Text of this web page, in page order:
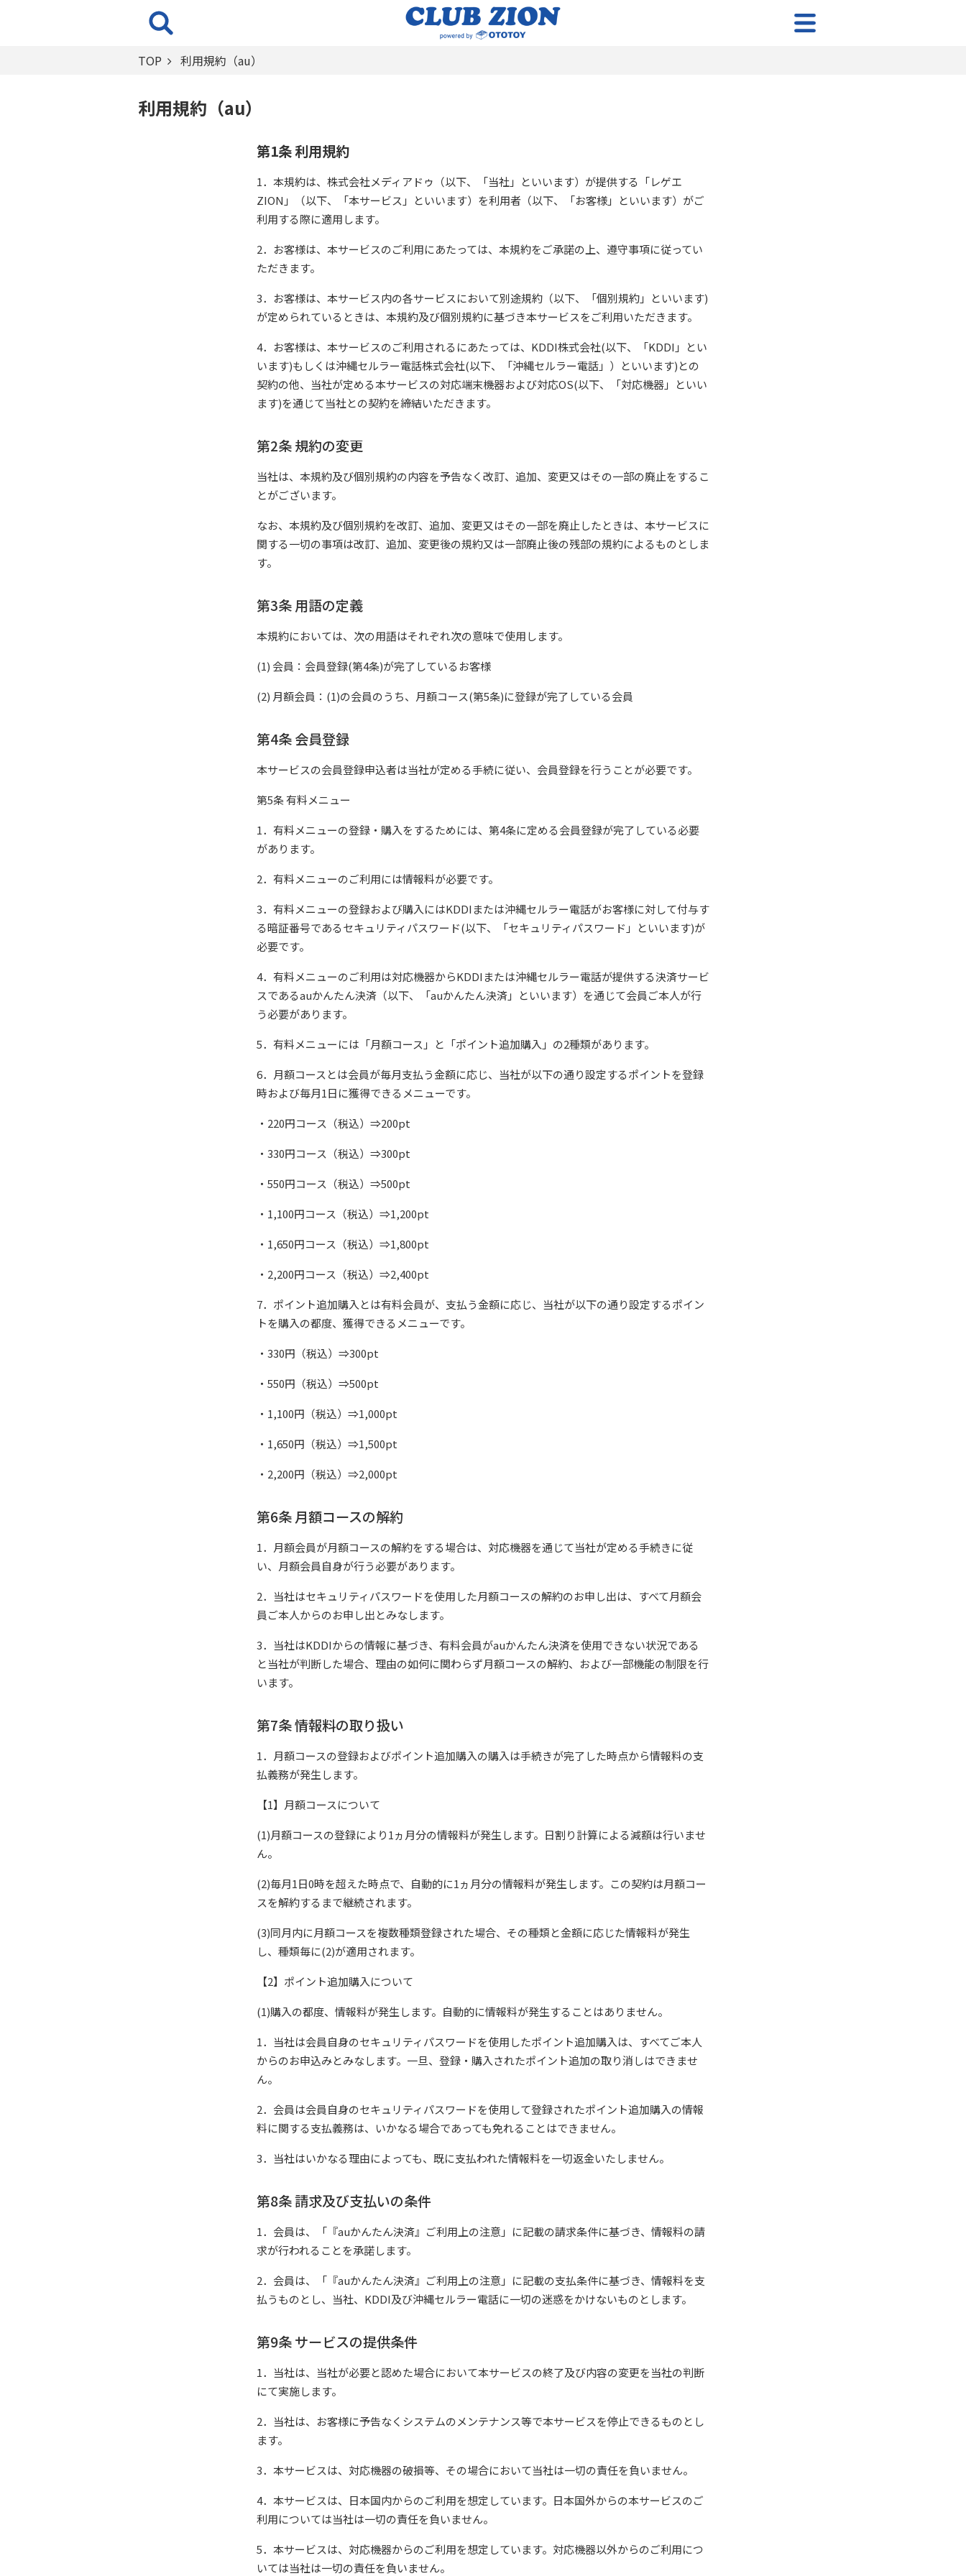
TOP 利用規約（au）
利用規約（au）
第1条 利用規約
1．本規約は、株式会社メディアドゥ（以下、「当社」といいます）が提供する「レゲエ
ZION」（以下、「本サービス」といいます）を利用者（以下、「お客様」といいます）がご
利用する際に適用します。
2．お客様は、本サービスのご利用にあたっては、本規約をご承諾の上、遵守事項に従ってい
ただきます。
3．お客様は、本サービス内の各サービスにおいて別途規約（以下、「個別規約」といいます)
が定められているときは、本規約及び個別規約に基づき本サービスをご利用いただきます。
4．お客様は、本サービスのご利用されるにあたっては、KDDI株式会社(以下、「KDDI」とい
います)もしくは沖縄セルラー電話株式会社(以下、「沖縄セルラー電話」）といいます)との
契約の他、当社が定める本サービスの対応端末機器および対応OS(以下、「対応機器」といい
ます)を通じて当社との契約を締結いただきます。
第2条 規約の変更
当社は、本規約及び個別規約の内容を予告なく改訂、追加、変更又はその一部の廃止をするこ
とがございます。
なお、本規約及び個別規約を改訂、追加、変更又はその一部を廃止したときは、本サービスに
関する一切の事項は改訂、追加、変更後の規約又は一部廃止後の残部の規約によるものとしま
す。
第3条 用語の定義
本規約においては、次の用語はそれぞれ次の意味で使用します。
(1) 会員：会員登録(第4条)が完了しているお客様
(2) 月額会員：(1)の会員のうち、月額コース(第5条)に登録が完了している会員
第4条 会員登録
本サービスの会員登録申込者は当社が定める手続に従い、会員登録を行うことが必要です。
第5条 有料メニュー
1．有料メニューの登録・購入をするためには、第4条に定める会員登録が完了している必要
があります。
2．有料メニューのご利用には情報料が必要です。
3．有料メニューの登録および購入にはKDDIまたは沖縄セルラー電話がお客様に対して付与す
る暗証番号であるセキュリティパスワード(以下、「セキュリティパスワード」といいます)が
必要です。
4．有料メニューのご利用は対応機器からKDDIまたは沖縄セルラー電話が提供する決済サービ
スであるauかんたん決済（以下、「auかんたん決済」といいます）を通じて会員ご本人が行
う必要があります。
5．有料メニューには「月額コース」と「ポイント追加購入」の2種類があります。
6．月額コースとは会員が毎月支払う金額に応じ、当社が以下の通り設定するポイントを登録
時および毎月1日に獲得できるメニューです。
・220円コース（税込）⇒200pt
・330円コース（税込）⇒300pt
・550円コース（税込）⇒500pt
・1,100円コース（税込）⇒1,200pt
・1,650円コース（税込）⇒1,800pt
・2,200円コース（税込）⇒2,400pt
7．ポイント追加購入とは有料会員が、支払う金額に応じ、当社が以下の通り設定するポイン
トを購入の都度、獲得できるメニューです。
・330円（税込）⇒300pt
・550円（税込）⇒500pt
・1,100円（税込）⇒1,000pt
・1,650円（税込）⇒1,500pt
・2,200円（税込）⇒2,000pt
第6条 月額コースの解約
1．月額会員が月額コースの解約をする場合は、対応機器を通じて当社が定める手続きに従
い、月額会員自身が行う必要があります。
2．当社はセキュリティパスワードを使用した月額コースの解約のお申し出は、すべて月額会
員ご本人からのお申し出とみなします。
3．当社はKDDIからの情報に基づき、有料会員がauかんたん決済を使用できない状況である
と当社が判断した場合、理由の如何に関わらず月額コースの解約、および一部機能の制限を行
います。
第7条 情報料の取り扱い
1．月額コースの登録およびポイント追加購入の購入は手続きが完了した時点から情報料の支
払義務が発生します。
【1】月額コースについて
(1)月額コースの登録により1ヵ月分の情報料が発生します。日割り計算による減額は行いませ
ん。
(2)毎月1日0時を超えた時点で、自動的に1ヵ月分の情報料が発生します。この契約は月額コー
スを解約するまで継続されます。
(3)同月内に月額コースを複数種類登録された場合、その種類と金額に応じた情報料が発生
し、種類毎に(2)が適用されます。
【2】ポイント追加購入について
(1)購入の都度、情報料が発生します。自動的に情報料が発生することはありません。
1．当社は会員自身のセキュリティパスワードを使用したポイント追加購入は、すべてご本人
からのお申込みとみなします。一旦、登録・購入されたポイント追加の取り消しはできませ
ん。
2．会員は会員自身のセキュリティパスワードを使用して登録されたポイント追加購入の情報
料に関する支払義務は、いかなる場合であっても免れることはできません。
3．当社はいかなる理由によっても、既に支払われた情報料を一切返金いたしません。
第8条 請求及び支払いの条件
1．会員は、「『auかんたん決済』ご利用上の注意」に記載の請求条件に基づき、情報料の請
求が行われることを承諾します。
2．会員は、「『auかんたん決済』ご利用上の注意」に記載の支払条件に基づき、情報料を支
払うものとし、当社、KDDI及び沖縄セルラー電話に一切の迷惑をかけないものとします。
第9条 サービスの提供条件
1．当社は、当社が必要と認めた場合において本サービスの終了及び内容の変更を当社の判断
にて実施します。
2．当社は、お客様に予告なくシステムのメンテナンス等で本サービスを停止できるものとし
ます。
3．本サービスは、対応機器の破損等、その場合において当社は一切の責任を負いません。
4．本サービスは、日本国内からのご利用を想定しています。日本国外からの本サービスのご
利用については当社は一切の責任を負いません。
5．本サービスは、対応機器からのご利用を想定しています。対応機器以外からのご利用につ
いては当社は一切の責任を負いません。